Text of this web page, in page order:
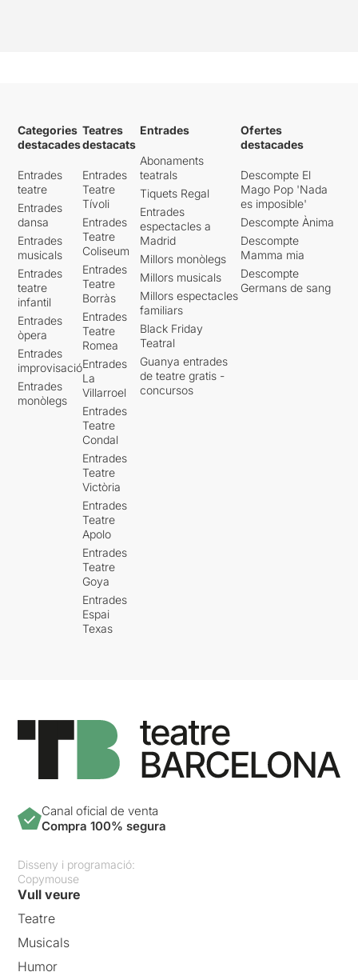
Categories
destacades
Entrades
teatre
Entrades
dansa
Entrades
musicals
Entrades
teatre
infantil
Entrades
òpera
Entrades
improvisació
Entrades
monòlegs
Teatres
destacats
Entrades
Teatre
Tívoli
Entrades
Teatre
Coliseum
Entrades
Teatre
Borràs
Entrades
Teatre
Romea
Entrades
La
Villarroel
Entrades
Teatre
Condal
Entrades
Teatre
Victòria
Entrades
Teatre
Apolo
Entrades
Teatre
Goya
Entrades
Espai
Texas
Entrades
Abonaments
teatrals
Tiquets Regal
Entrades
espectacles a
Madrid
Millors monòlegs
Millors musicals
Millors espectacles
familiars
Black Friday
Teatral
Guanya entrades
de teatre gratis -
concursos
Ofertes
destacades
Descompte El
Mago Pop 'Nada
es imposible'
Descompte Ànima
Descompte
Mamma mia
Descompte
Germans de sang
Canal oficial de venta
Compra 100% segura
Disseny i programació:
Copymouse
Vull veure
Teatre
Musicals
Humor